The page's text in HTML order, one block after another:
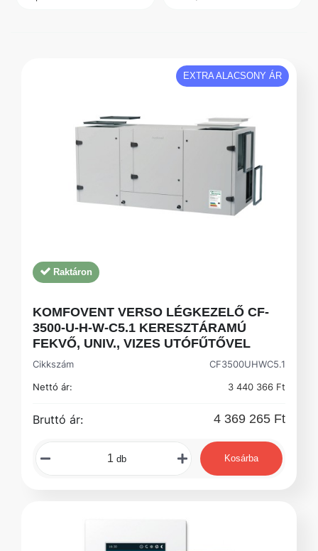
EXTRA ALACSONY ÁR
Raktáron
KOMFOVENT VERSO LÉGKEZELŐ CF-
3500-U-H-W-C5.1 KERESZTÁRAMÚ
FEKVŐ, UNIV., VIZES UTÓFŰTŐVEL
Cikkszám
CF3500UHWC5.1
Nettó ár:
3 440 366 Ft
Bruttó ár: 4 369 265 Ft
db Kosárba